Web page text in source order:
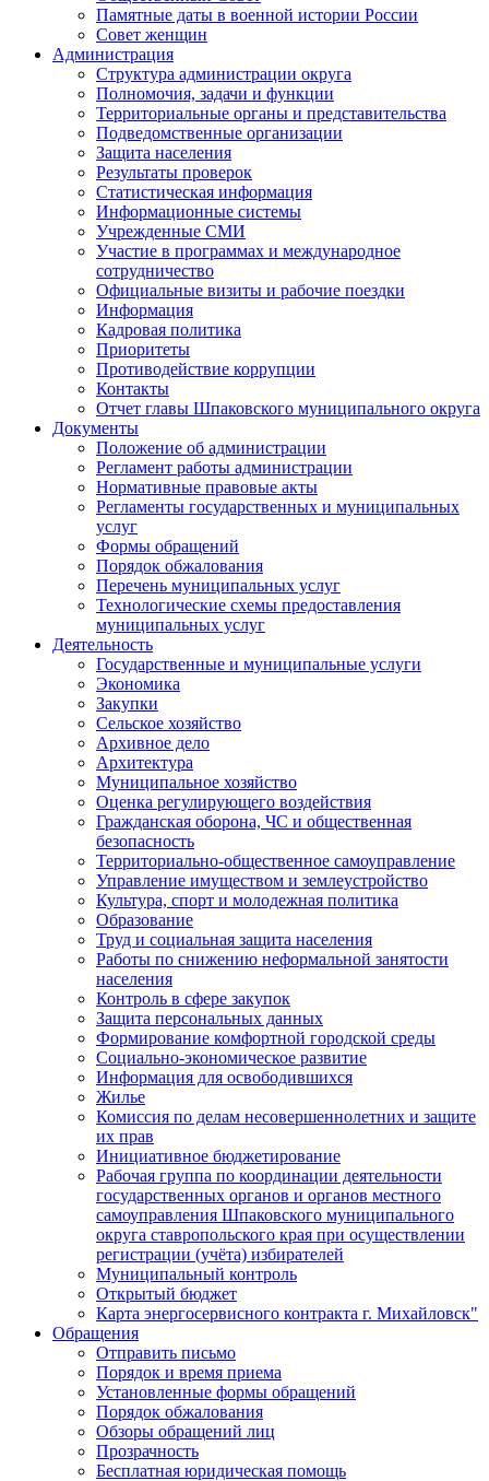
Памятные даты в военной истории России
Совет женщин
Администрация
Структура администрации округа
Полномочия, задачи и функции
Территориальные органы и представительства
Подведомственные организации
Защита населения
Результаты проверок
Статистическая информация
Информационные системы
Учрежденные СМИ
Участие в программах и международное
сотрудничество
Официальные визиты и рабочие поездки
Информация
Кадровая политика
Приоритеты
Противодействие коррупции
Контакты
Отчет главы Шпаковского муниципального округа
Документы
Положение об администрации
Регламент работы администрации
Нормативные правовые акты
Регламенты государственных и муниципальных
услуг
Формы обращений
Порядок обжалования
Перечень муниципальных услуг
Технологические схемы предоставления
муниципальных услуг
Деятельность
Государственные и муниципальные услуги
Экономика
Закупки
Сельское хозяйство
Архивное дело
Архитектура
Муниципальное хозяйство
Оценка регулирующего воздействия
Гражданская оборона, ЧС и общественная
безопасность
Территориально-общественное самоуправление
Управление имуществом и землеустройство
Культура, спорт и молодежная политика
Образование
Труд и социальная защита населения
Работы по снижению неформальной занятости
населения
Контроль в сфере закупок
Защита персональных данных
Формирование комфортной городской среды
Социально-экономическое развитие
Информация для освободившихся
Жилье
Комиссия по делам несовершеннолетних и защите
их прав
Инициативное бюджетирование
Рабочая группа по координации деятельности
государственных органов и органов местного
самоуправления Шпаковского муниципального
округа ставропольского края при осуществлении
регистрации (учёта) избирателей
Муниципальный контроль
Открытый бюджет
Карта энергосервисного контракта г. Михайловск"
Обращения
Отправить письмо
Порядок и время приема
Установленные формы обращений
Порядок обжалования
Обзоры обращений лиц
Прозрачность
Бесплатная юридическая помощь